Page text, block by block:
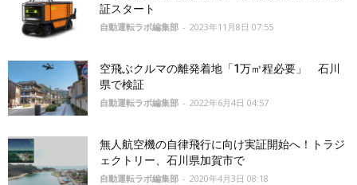
証スタート
自動運転ラボ編集部 - 2023年11月8日 07:55
空飛ぶクルマの離発着地「1万㎡程必要」 石川
県で検証
自動運転ラボ編集部 - 2022年6月4日 04:57
無人航空機の自律飛行に向け実証開始へ！トラジ
ェクトリー、石川県加賀市で
自動運転ラボ編集部 - 2020年4月3日 08:18